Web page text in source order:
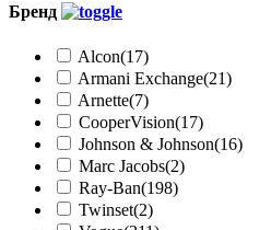
Бренд
Alcon(17)
Armani Exchange(21)
Arnette(7)
CooperVision(17)
Johnson & Johnson(16)
Marc Jacobs(2)
Ray-Ban(198)
Twinset(2)